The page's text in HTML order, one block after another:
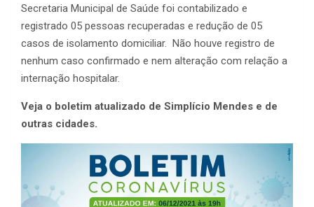
Secretaria Municipal de Saúde foi contabilizado e
registrado 05 pessoas recuperadas e redução de 05
casos de isolamento domiciliar. Não houve registro de
nenhum caso confirmado e nem alteração com relação a
internação hospitalar.
Veja o boletim atualizado de Simplício Mendes e de
outras cidades.